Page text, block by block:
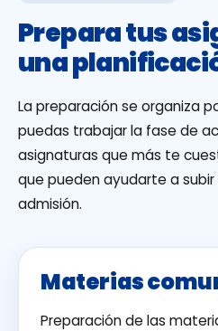
Prepara tus
una
La preparación se organiza
puedas trabajar la fase de
asignaturas que más te
que pueden ayudarte a
admisión.
Materias
Preparación de las